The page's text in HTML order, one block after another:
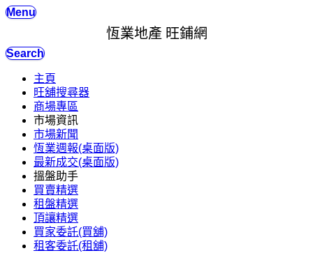
Menu
恆業地產 旺鋪網
Search
主頁
旺舖搜尋器
商場專區
市場資訊
市場新聞
恆業週報(桌面版)
最新成交(桌面版)
搵盤助手
買賣精選
租盤精選
頂讓精選
買家委託(買舖)
租客委託(租舖)